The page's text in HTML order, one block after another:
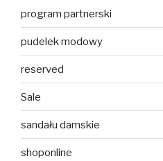
program partnerski
pudelek modowy
reserved
Sale
sandału damskie
shoponline